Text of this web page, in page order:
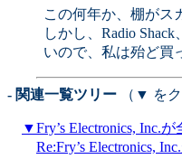
この何年か、棚がス
しかし、Radio
いので、私は殆ど買
- 関連一覧ツリー （▼ を
▼Fry’s Electronics, Inc.
Re:Fry’s Electronics,